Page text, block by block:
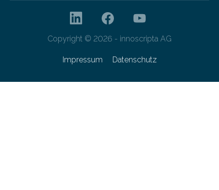
Copyright © 2026 - innoscripta AG
Impressum Datenschutz